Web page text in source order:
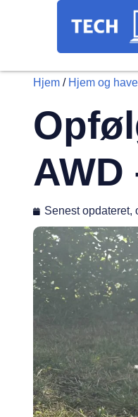
Hjem / Hjem og have
Senest opdateret,